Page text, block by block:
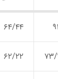
اسلامی
۶۴/۴۴
۳۳ ۶۲/۲۲